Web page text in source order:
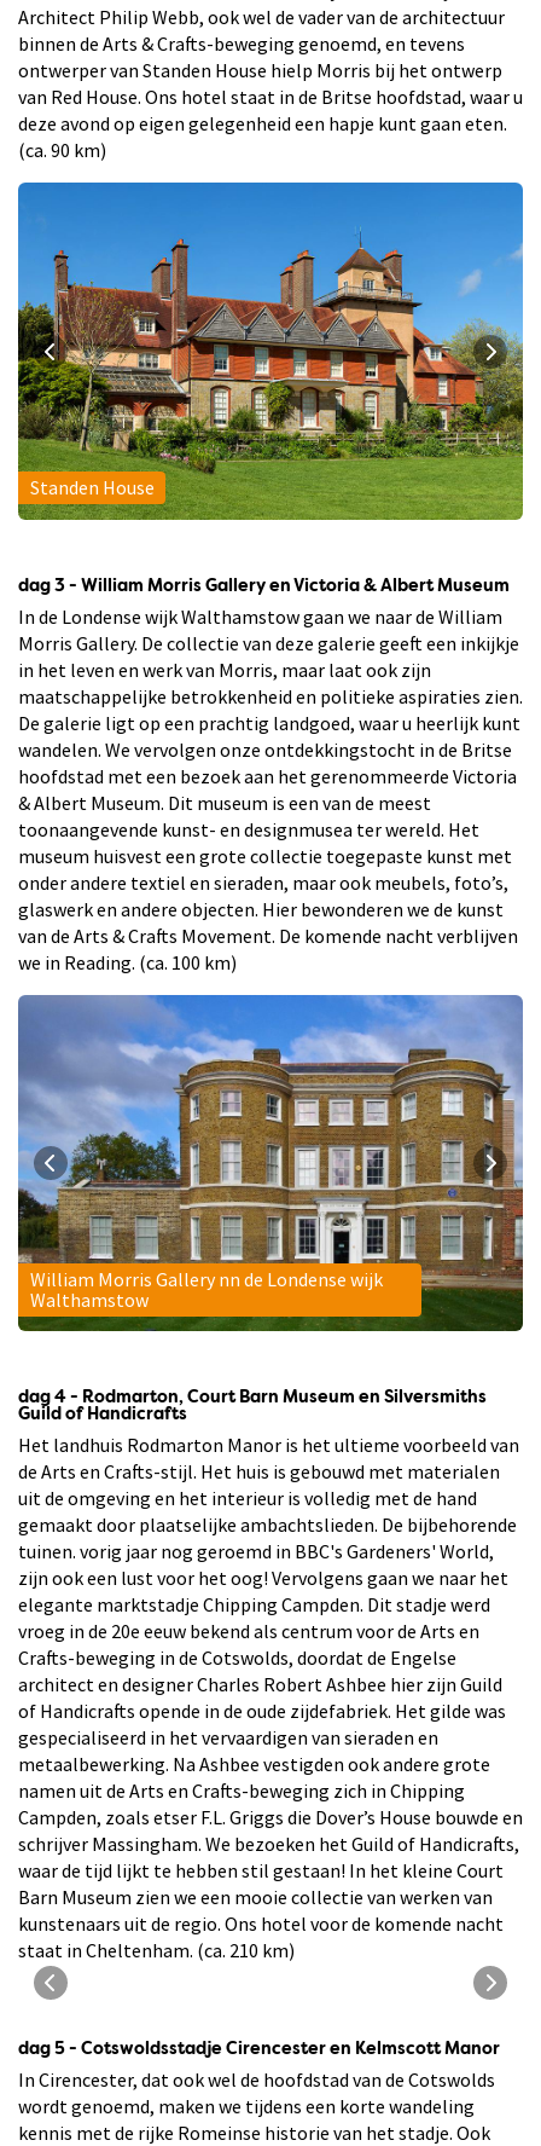
Architect Philip Webb, ook wel de vader van de architectuur
binnen de Arts & Crafts-beweging genoemd, en tevens
ontwerper van Standen House hielp Morris bij het ontwerp
van Red House. Ons hotel staat in de Britse hoofdstad, waar u
deze avond op eigen gelegenheid een hapje kunt gaan eten.
(ca. 90 km)
Standen House
dag 3 - William Morris Gallery en Victoria & Albert Museum
In de Londense wijk Walthamstow gaan we naar de William
Morris Gallery. De collectie van deze galerie geeft een inkijkje
in het leven en werk van Morris, maar laat ook zijn
maatschappelijke betrokkenheid en politieke aspiraties zien.
De galerie ligt op een prachtig landgoed, waar u heerlijk kunt
wandelen. We vervolgen onze ontdekkingstocht in de Britse
hoofdstad met een bezoek aan het gerenommeerde Victoria
& Albert Museum. Dit museum is een van de meest
toonaangevende kunst- en designmusea ter wereld. Het
museum huisvest een grote collectie toegepaste kunst met
onder andere textiel en sieraden, maar ook meubels, foto’s,
glaswerk en andere objecten. Hier bewonderen we de kunst
van de Arts & Crafts Movement. De komende nacht verblijven
we in Reading. (ca. 100 km)
William Morris Gallery nn de Londense wijk
Walthamstow
dag 4 - Rodmarton, Court Barn Museum en Silversmiths
Guild of Handicrafts
Het landhuis Rodmarton Manor is het ultieme voorbeeld van
de Arts en Crafts-stijl. Het huis is gebouwd met materialen
uit de omgeving en het interieur is volledig met de hand
gemaakt door plaatselijke ambachtslieden. De bijbehorende
tuinen. vorig jaar nog geroemd in BBC's Gardeners' World,
zijn ook een lust voor het oog! Vervolgens gaan we naar het
elegante marktstadje Chipping Campden. Dit stadje werd
vroeg in de 20e eeuw bekend als centrum voor de Arts en
Crafts-beweging in de Cotswolds, doordat de Engelse
architect en designer Charles Robert Ashbee hier zijn Guild
of Handicrafts opende in de oude zijdefabriek. Het gilde was
gespecialiseerd in het vervaardigen van sieraden en
metaalbewerking. Na Ashbee vestigden ook andere grote
namen uit de Arts en Crafts-beweging zich in Chipping
Campden, zoals etser F.L. Griggs die Dover’s House bouwde en
schrijver Massingham. We bezoeken het Guild of Handicrafts,
waar de tijd lijkt te hebben stil gestaan! In het kleine Court
Barn Museum zien we een mooie collectie van werken van
kunstenaars uit de regio. Ons hotel voor de komende nacht
staat in Cheltenham. (ca. 210 km)
Rodmarton Manor
dag 5 - Cotswoldsstadje Cirencester en Kelmscott Manor
In Cirencester, dat ook wel de hoofdstad van de Cotswolds
wordt genoemd, maken we tijdens een korte wandeling
kennis met de rijke Romeinse historie van het stadje. Ook